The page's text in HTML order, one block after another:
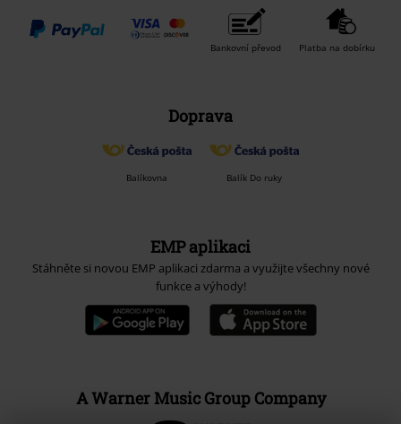
Bankovní převod Platba na dobírku
Doprava
Balíkovna Balík Do ruky
EMP aplikaci
Stáhněte si novou EMP aplikaci zdarma a využijte všechny nové
funkce a výhody!
A Warner Music Group Company